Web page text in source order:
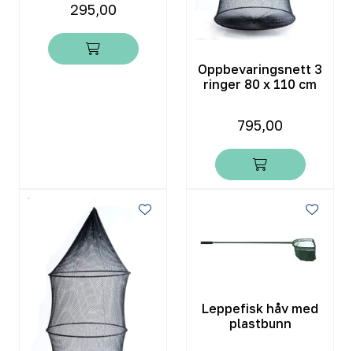
295,00
Oppbevaringsnett 3
ringer 80 x 110 cm
795,00
Leppefisk håv med
plastbunn